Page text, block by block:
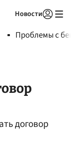
Новости
Проблемы с
договор